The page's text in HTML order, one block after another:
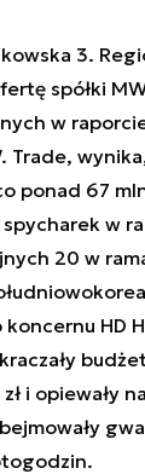
3.
spółki
w
Trade,
ponad 67
w
20 w
HD
i opiewały